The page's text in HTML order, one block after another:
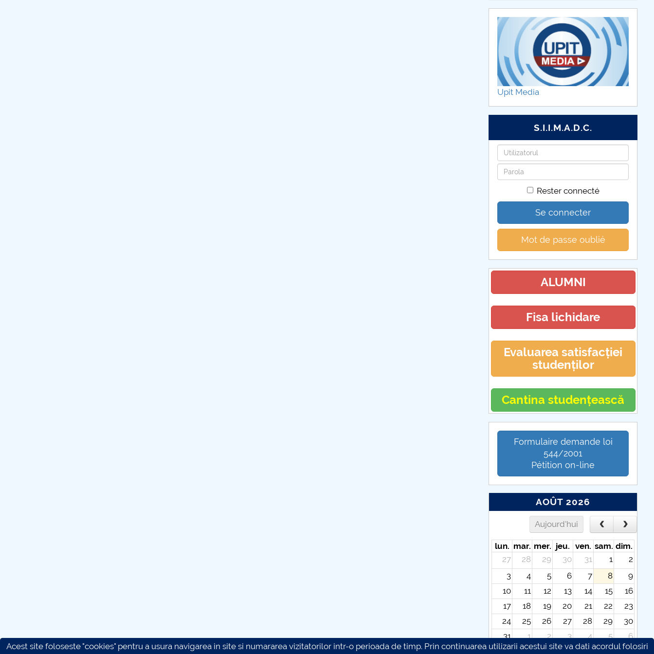
Upit Media
S.I.I.M.A.D.C.
Identifiant
Mot
de
Rester connecté
Se connecter
Mot de passe oublié
ALUMNI
Fisa lichidare
Evaluarea satisfacției
studenților
Cantina studențească
Formulaire demande loi
544/2001
Pétition on-line
AOÛT 2026
Aujourd'hui
lun. mar. mer. jeu. ven. sam. dim.
27
28 29 30 31 1
2
3
4 5 6 7 8
9
10
11 12 13 14 15
16
17
18 19 20 21 22
23
24
25 26 27 28 29
30
31
1 2 3 4 5
6
Acest site foloseste "cookies" pentru a usura navigarea in site si numararea vizitatorilor intr-o perioada de timp. Prin continuarea utilizarii acestui site va dati acordul folosiri